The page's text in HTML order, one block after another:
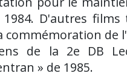
1984. D'autres
commémoration de
de la 2e DB
» de 1985.